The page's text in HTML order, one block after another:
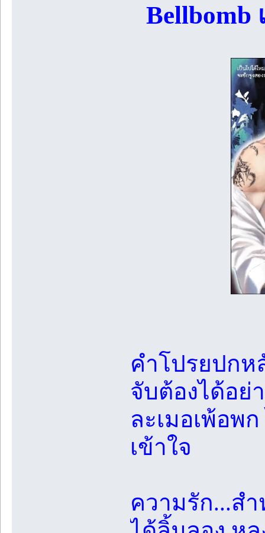
Bellbomb
คำโปรยปก
จับต้องได้อย่
ละเมอเพ้อพ
เข้าใจ
ความรัก...ส